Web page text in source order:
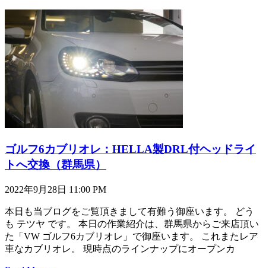
ゴルフ6カブリオレ：HELLA製DRL付ヘッドライ
トへ交換（群馬県）
2022年9月28日 11:00 PM
本日も当ブログをご覧頂きまして有難う御座います。 どう
も テツヤ です。 本日の作業紹介は、群馬県からご来店頂い
た「VW ゴルフ6カブリオレ」で御座います。 これまたレア
車なカブリオレ。 現時点のラインナップにオープンカ